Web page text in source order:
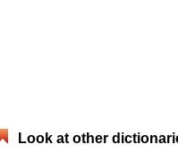
Look at other